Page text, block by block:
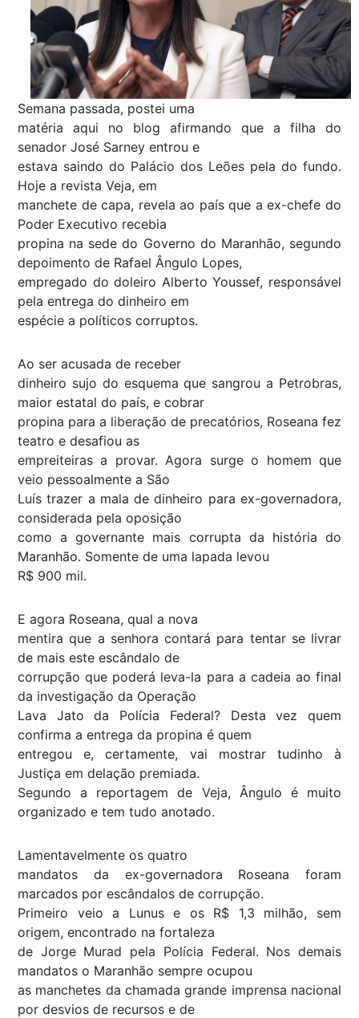
Semana passada, postei uma
matéria aqui no blog afirmando que a filha do
senador José Sarney entrou e
estava saindo do Palácio dos Leões pela do fundo.
Hoje a revista Veja, em
manchete de capa, revela ao país que a ex-chefe do
Poder Executivo recebia
propina na sede do Governo do Maranhão, segundo
depoimento de Rafael Ângulo Lopes,
empregado do doleiro Alberto Youssef, responsável
pela entrega do dinheiro em
espécie a políticos corruptos.
Ao ser acusada de receber
dinheiro sujo do esquema que sangrou a Petrobras,
maior estatal do país, e cobrar
propina para a liberação de precatórios, Roseana fez
teatro e desafiou as
empreiteiras a provar. Agora surge o homem que
veio pessoalmente a São
Luís trazer a mala de dinheiro para ex-governadora,
considerada pela oposição
como a governante mais corrupta da história do
Maranhão. Somente de uma lapada levou
R$ 900 mil.
E agora Roseana, qual a nova
mentira que a senhora contará para tentar se livrar
de mais este escândalo de
corrupção que poderá leva-la para a cadeia ao final
da investigação da Operação
Lava Jato da Polícia Federal? Desta vez quem
confirma a entrega da propina é quem
entregou e, certamente, vai mostrar tudinho à
Justiça em delação premiada.
Segundo a reportagem de Veja, Ângulo é muito
organizado e tem tudo anotado.
Lamentavelmente os quatro
mandatos da ex-governadora Roseana foram
marcados por escândalos de corrupção.
Primeiro veio a Lunus e os R$ 1,3 milhão, sem
origem, encontrado na fortaleza
de Jorge Murad pela Polícia Federal. Nos demais
mandatos o Maranhão sempre ocupou
as manchetes da chamada grande imprensa nacional
por desvios de recursos e de